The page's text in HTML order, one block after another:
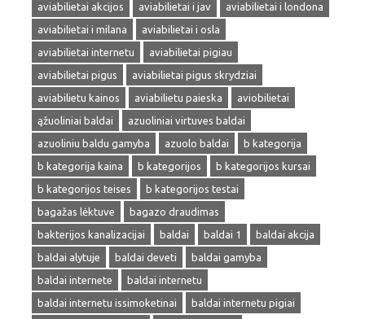
aviabilietai akcijos
aviabilietai i jav
aviabilietai i londona
aviabilietai i milana
aviabilietai i osla
aviabilietai internetu
aviabilietai pigiau
aviabilietai pigus
aviabilietai pigus skrydziai
aviabilietu kainos
aviabilietu paieska
aviobilietai
ąžuoliniai baldai
azuoliniai virtuves baldai
azuoliniu baldu gamyba
azuolo baldai
b kategorija
b kategorija kaina
b kategorijos
b kategorijos kursai
b kategorijos teises
b kategorijos testai
bagažas lėktuve
bagazo draudimas
bakterijos kanalizacijai
baldai baldai 1
baldai akcija
baldai alytuje
baldai deveti
baldai gamyba
baldai internete
baldai internetu
baldai internetu issimoketinai
baldai internetu pigiai